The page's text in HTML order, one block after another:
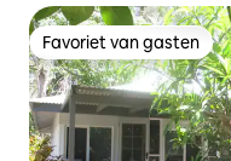
Favoriet van gasten
Favoriet van gasten